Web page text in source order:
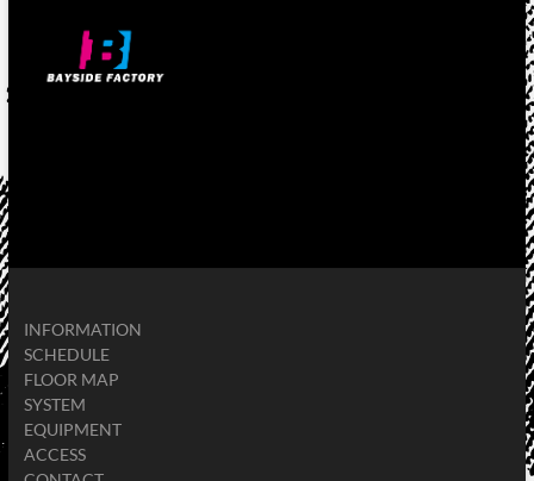
INFORMATION
SCHEDULE
FLOOR MAP
SYSTEM
EQUIPMENT
ACCESS